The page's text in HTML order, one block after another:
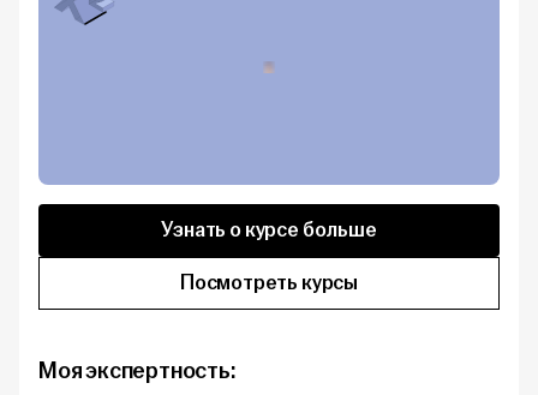
Узнать о курсе больше
Посмотреть курсы
Моя экспертность: